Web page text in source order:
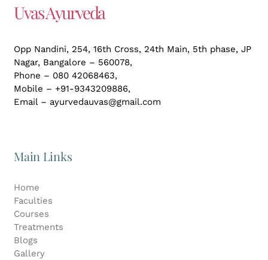
Uvas Ayurveda
Opp Nandini, 254, 16th Cross, 24th Main, 5th phase, JP
Nagar, Bangalore – 560078,
Phone – 080 42068463,
Mobile – +91-9343209886,
Email – ayurvedauvas@gmail.com
Main Links
Home
Faculties
Courses
Treatments
Blogs
Gallery